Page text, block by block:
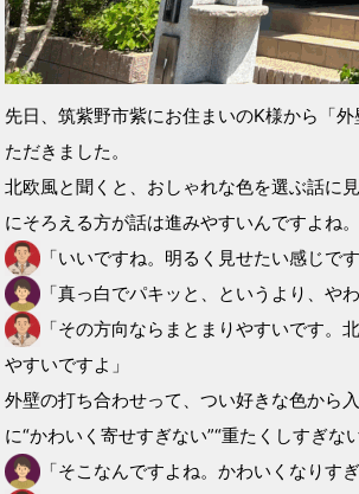
先日、筑紫野市紫にお住まいのK様から「
ただきました。
北欧風と聞くと、おしゃれな色を選ぶ話に
にそろえる方が話は進みやすいんですよね。
「いいですね。明るく見せたい感じで
「真っ白でパキッと、というより、や
「その方向ならまとまりやすいです
やすいですよ」
外壁の打ち合わせって、つい好きな色から
に“かわいく寄せすぎない”“重たくしすぎな
「そこなんですよね。かわいくなりす